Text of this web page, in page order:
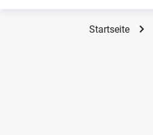
Startseite